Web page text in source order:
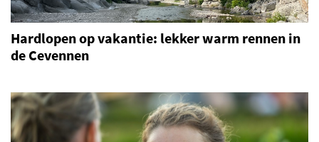
Hardlopen op vakantie: lekker warm rennen in
de Cevennen